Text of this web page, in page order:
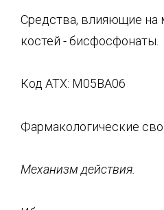
Средства, влияющие на
костей - бисфосфонаты.
Код ATX: М05ВА06
Фармакологические
Механизм действия.